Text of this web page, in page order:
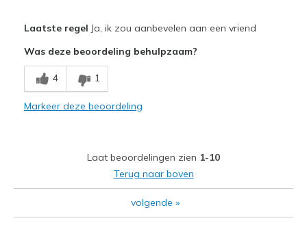
Comfortable
Stylish
Laatste regel Ja, ik zou aanbevelen aan een vriend
Was deze beoordeling behulpzaam?
4 1
Markeer deze beoordeling
Laat beoordelingen zien 1-10
Terug naar boven
volgende »